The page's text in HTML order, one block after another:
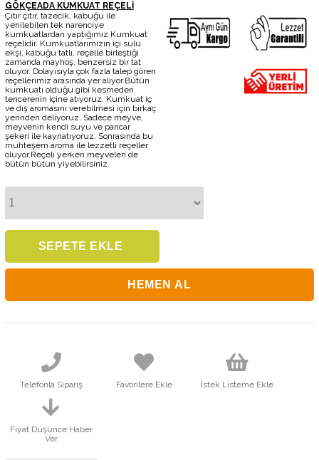
GÖKÇEADA KUMKUAT REÇELİ
Çıtır çıtır, tazecik, kabuğu ile
yenilebilen tek narenciye
kumkuatlardan yaptığımız Kumkuat
reçelidir. Kumkuatlarımızın içi sulu
ekşi, kabuğu tatlı, reçelle birleştiği
zamanda mayhoş, benzersiz bir tat
oluyor. Dolayısıyla çok fazla talep gören
reçellerimiz arasında yer alıyor.Bütün
kumkuatı olduğu gibi kesmeden
tencerenin içine atıyoruz. Kumkuat iç
ve dış aromasını verebilmesi için birkaç
yerinden deliyoruz. Sadece meyve,
meyvenin kendi suyu ve pancar
şekeri ile kaynatıyoruz. Sonrasında bu
muhteşem aroma ile lezzetli reçeller
oluyor.Reçeli yerken meyveleri de
bütün bütün yiyebilirsiniz.
Telefonla Sipariş Favorilere Ekle İstek Listeme Ekle
Fiyat Düşünce Haber
Ver